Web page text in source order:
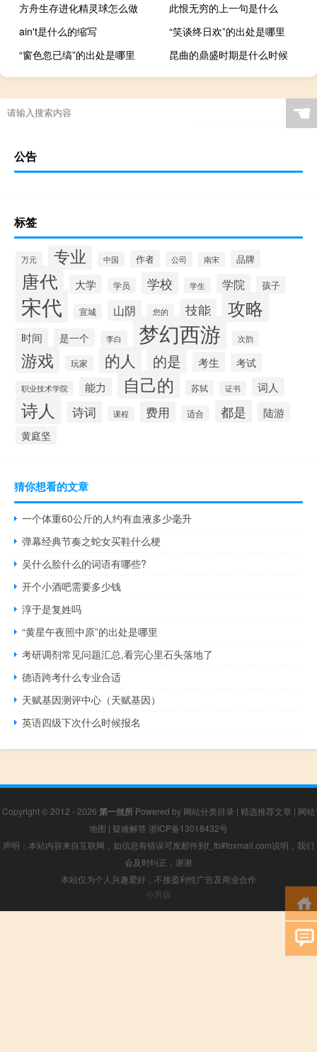
方舟生存进化精灵球怎么做
此恨无穷的上一句是什么
ain't是什么的缩写
“笑谈终日欢”的出处是哪里
“窗色忽已缟”的出处是哪里
昆曲的鼎盛时期是什么时候
☚
公告
标签
万元 专业 中国 作者 公司 南宋 品牌
唐代 大学 学员 学校 学生 学院 孩子
宋代 宣城 山阴 您的 技能 攻略
时间 是一个 李白 梦幻西游 次韵
游戏 玩家 的人 的是 考生 考试
职业技术学院 能力 自己的 苏轼 证书 词人
诗人 诗词 课程 费用 适合 都是 陆游
黄庭坚
猜你想看的文章
一个体重60公斤的人约有血液多少毫升
弹幕经典节奏之蛇女买鞋什么梗
吴什么脍什么的词语有哪些?
开个小酒吧需要多少钱
淳于是复姓吗
“黄星午夜照中原”的出处是哪里
考研调剂常见问题汇总,看完心里石头落地了
德语跨考什么专业合适
天赋基因测评中心（天赋基因）
英语四级下次什么时候报名
Copyright © 2012 - 2026 第一丝所 Powered by 网站分类目录 | 精选推荐文章 | 网站
地图 | 疑难解答 浙ICP备13018432号
声明：本站内容来自互联网，如信息有错误可发邮件到f_fb#foxmail.com说明，我们
会及时纠正，谢谢
本站仅为个人兴趣爱好，不接盈利性广告及商业合作
小男孩